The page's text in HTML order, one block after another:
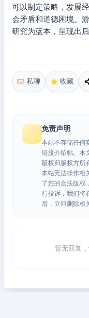
可以制定策略，发展
会矛盾和道德困境。
研究为蓝本，呈现出
私聊 收藏
免责声明
本站不存储任何
链接介绍帖。本
版权归版权方所
本站无法操作相
了您的合法版权
行投诉，我们将
后，立即删除相
暂无回复